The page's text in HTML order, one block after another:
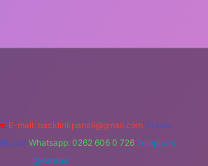
E-mail: backlinkpaneli@gmail.com Teams:
Whatsapp: 0262 606 0 726 Telegram:
@karabul